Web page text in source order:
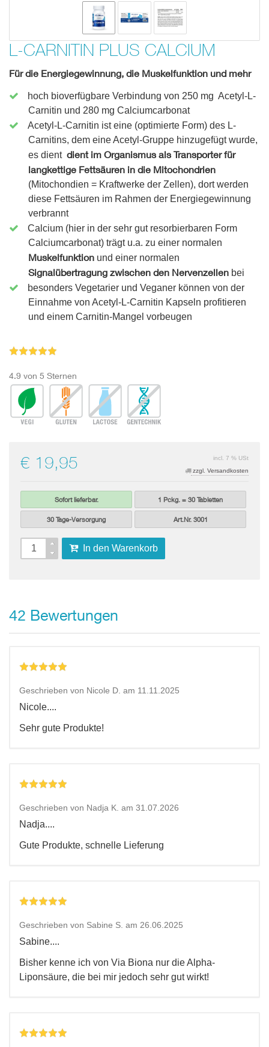
L-CARNITIN PLUS CALCIUM
Für die Energiegewinnung, die Muskelfunktion und mehr
hoch bioverfügbare Verbindung von 250 mg Acetyl-L-
Carnitin und 280 mg Calciumcarbonat
Acetyl-L-Carnitin ist eine (optimierte Form) des L-
Carnitins, dem eine Acetyl-Gruppe hinzugefügt wurde,
es dient dient im Organismus als Transporter für
langkettige Fettsäuren in die Mitochondrien
(Mitochondien = Kraftwerke der Zellen), dort werden
diese Fettsäuren im Rahmen der Energiegewinnung
verbrannt
Calcium (hier in der sehr gut resorbierbaren Form
Calciumcarbonat) trägt u.a. zu einer normalen
Muskelfunktion und einer normalen
Signalübertragung zwischen den Nervenzellen bei
besonders Vegetarier und Veganer können von der
Einnahme von Acetyl-L-Carnitin Kapseln profitieren
und einem Carnitin-Mangel vorbeugen
4.9 von 5 Sternen
incl. 7 % USt
zzgl. Versandkosten
€ 19,95
Sofort lieferbar. 1 Pckg. = 30 Tabletten
30 Tage-Versorgung Art.Nr. 3001
In den Warenkorb
42 Bewertungen
Geschrieben von Nicole D. am 11.11.2025
Nicole....
Sehr gute Produkte!
Geschrieben von Nadja K. am 31.07.2026
Nadja....
Gute Produkte, schnelle Lieferung
Geschrieben von Sabine S. am 26.06.2025
Sabine....
Bisher kenne ich von Via Biona nur die Alpha-
Liponsäure, die bei mir jedoch sehr gut wirkt!